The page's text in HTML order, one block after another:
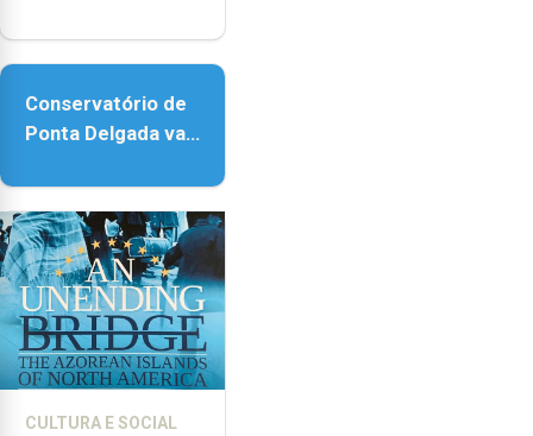
acessibilidade
Conservatório de
Ponta Delgada vai
instrumentos
CULTURA E SOCIAL